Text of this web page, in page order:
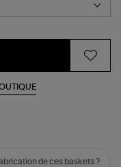
de ces baskets ?